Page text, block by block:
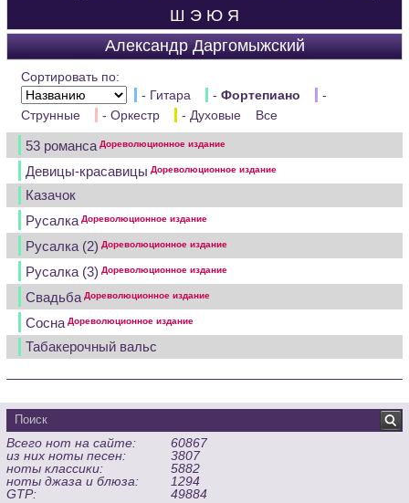
Ш Э Ю Я
Александр Даргомыжский
Сортировать по:
- Гитара
-Фортепиано
-
Струнные
- Оркестр - Духовые Все
53 романса Дореволюционное издание
Девицы-красавицы Дореволюционное издание
Казачок
Русалка Дореволюционное издание
Русалка (2) Дореволюционное издание
Русалка (3) Дореволюционное издание
Свадьба Дореволюционное издание
Сосна Дореволюционное издание
Табакерочный вальс
Всего нот на сайте:
60867
из них ноты песен:
3807
ноты классики:
5882
ноты джаза и блюза:
1294
GTP:
49884